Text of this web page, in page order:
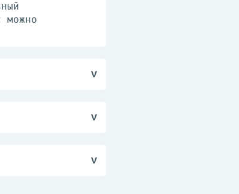
можно